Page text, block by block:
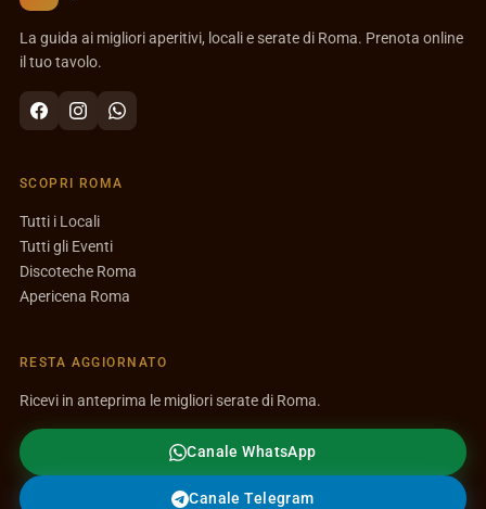
La guida ai migliori aperitivi, locali e serate di Roma. Prenota online
il tuo tavolo.
SCOPRI ROMA
Tutti i Locali
Tutti gli Eventi
Discoteche Roma
Apericena Roma
RESTA AGGIORNATO
Ricevi in anteprima le migliori serate di Roma.
Canale WhatsApp
Canale Telegram